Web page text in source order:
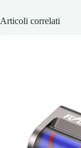
Articoli correlati